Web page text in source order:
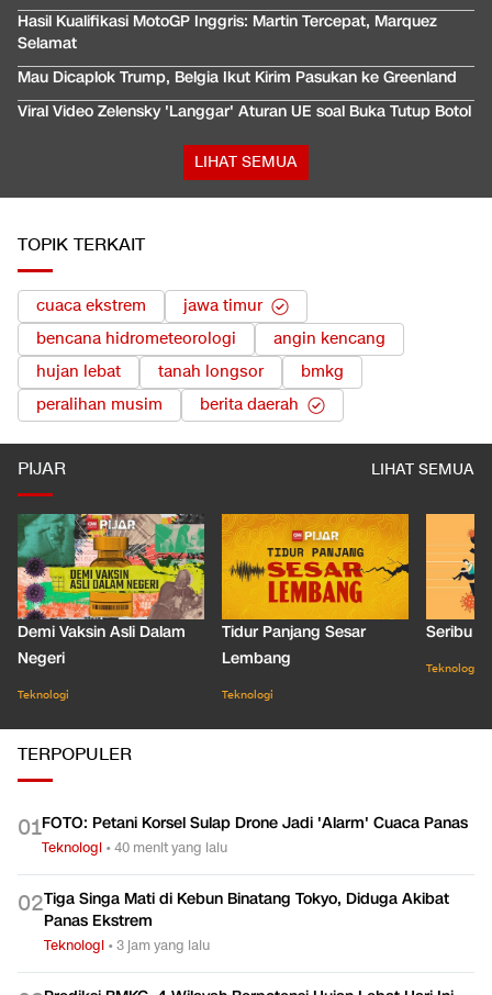
Hasil Kualifikasi MotoGP Inggris: Martin Tercepat, Marquez
Selamat
Mau Dicaplok Trump, Belgia Ikut Kirim Pasukan ke Greenland
Viral Video Zelensky 'Langgar' Aturan UE soal Buka Tutup Botol
LIHAT SEMUA
TOPIK TERKAIT
cuaca ekstrem
jawa timur
bencana hidrometeorologi
angin kencang
hujan lebat
tanah longsor
bmkg
peralihan musim
berita daerah
PIJAR LIHAT SEMUA
Demi Vaksin Asli Dalam
Negeri
Teknologi
Tidur Panjang Sesar
Lembang
Teknologi
Seribu
Teknologi
TERPOPULER
01FOTO: Petani Korsel Sulap Drone Jadi 'Alarm' Cuaca Panas
Teknologi •40 menit yang lalu
02Tiga Singa Mati di Kebun Binatang Tokyo, Diduga Akibat
Panas Ekstrem
Teknologi •3 jam yang lalu